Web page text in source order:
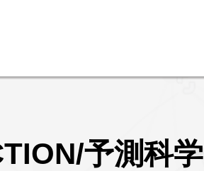
予測科学